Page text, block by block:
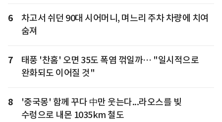
6
차고서 쉬던 90대 시어머니, 며느리 주차 차량에 치여
숨져
7
태풍 '찬홈' 오면 35도 폭염 꺾일까… "일시적으로
완화되도 이어질 것"
8
'중국몽' 함께 꾸다 中만 웃는다...라오스를 빚
수렁으로 내몬 1035km 철도